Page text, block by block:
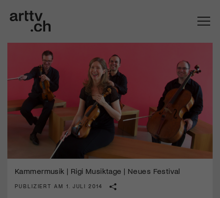
Kammermusik | Rigi Musiktage | Neues Festival
PUBLIZIERT AM 1. JULI 2014
Mach mit: «Be Part of the Art»!
Engagiere dich als Kulturliebhaber:in, Kulturschaffende(r) oder